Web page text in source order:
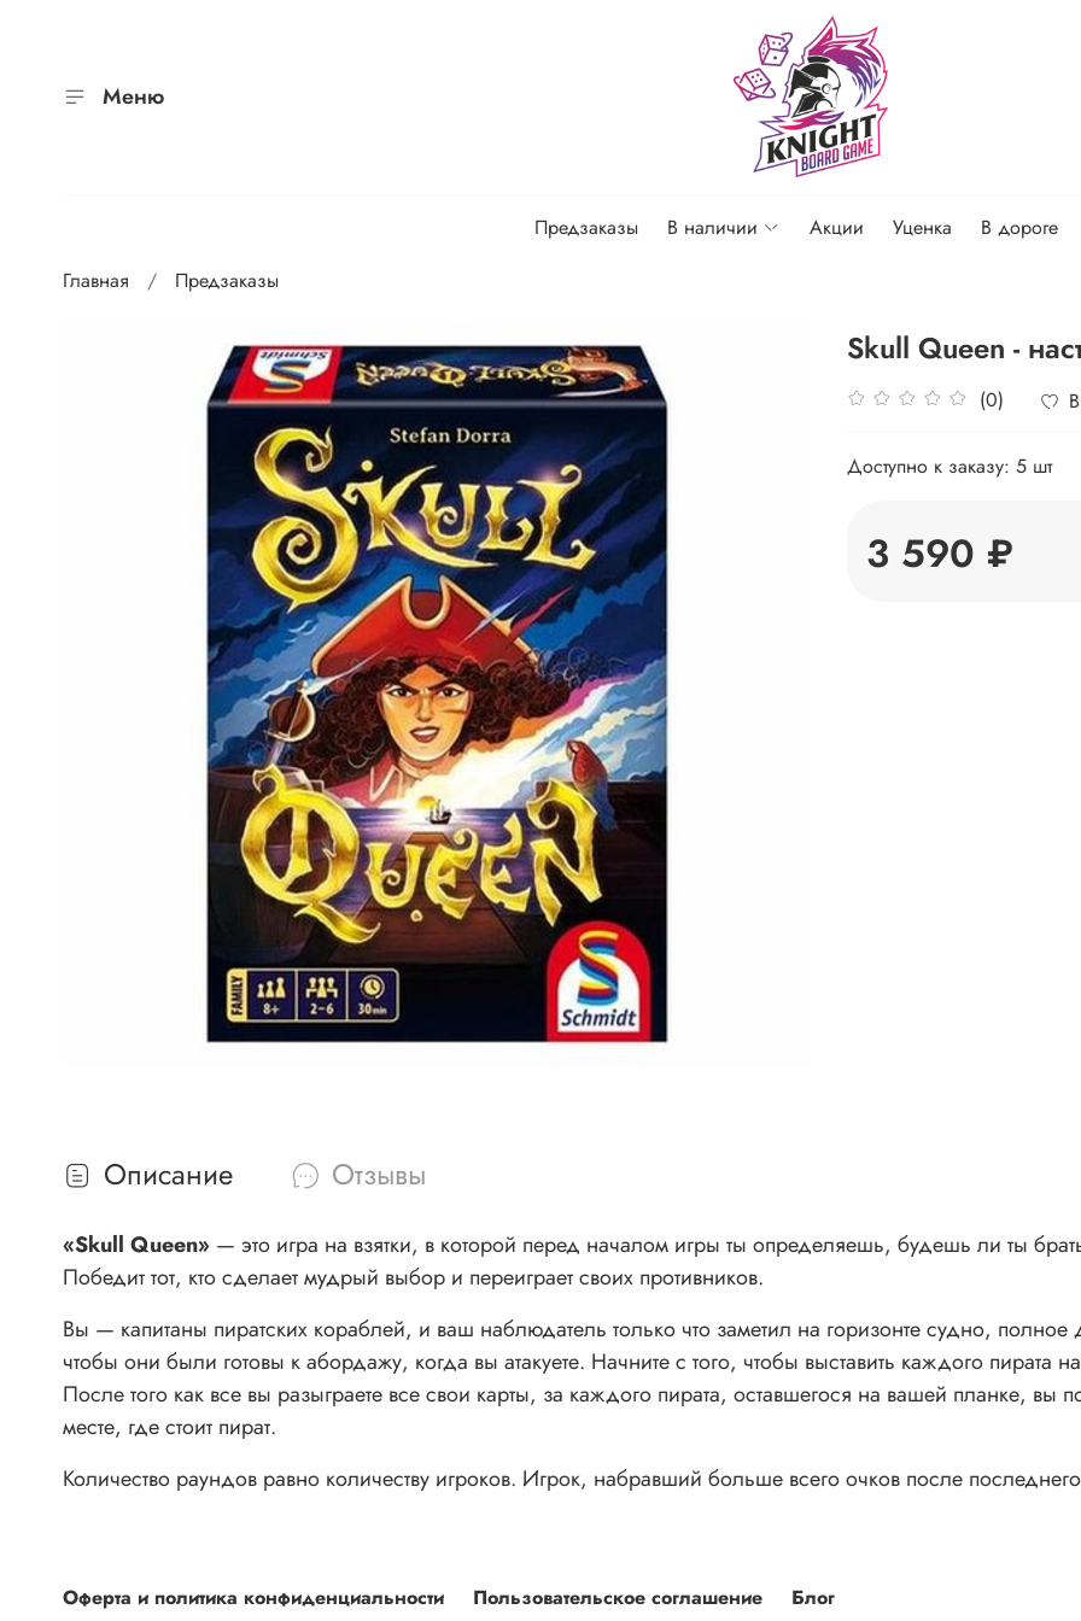
Меню
Предзаказы В наличии Акции Уценка
В дороге
Главная
Предзаказы
Skull Queen -
(0)
Доступно к заказу: 5 шт
3 590 ₽
Описание Отзывы
«Skull Queen» — это игра на взятки, в которой перед началом игры ты определяешь, будешь ли ты
Победит тот, кто сделает мудрый выбор и переиграет своих противников.
Вы — капитаны пиратских кораблей, и ваш наблюдатель только что заметил на горизонте судно,
чтобы они были готовы к абордажу, когда вы атакуете. Начните с того, чтобы выставить каждого пирата
После того как все вы разыграете все свои карты, за каждого пирата, оставшегося на вашей планке, вы
месте, где стоит пират.
Количество раундов равно количеству игроков. Игрок, набравший больше всего очков после
Оферта и политика конфиденциальности Пользовательское соглашение Блог